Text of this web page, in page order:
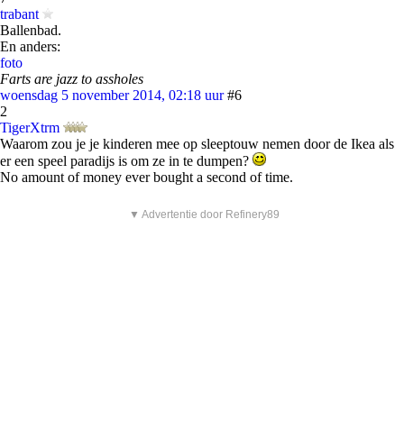
trabant
Ballenbad.
En anders:
foto
Farts are jazz to assholes
woensdag 5 november 2014, 02:18 uur #6
2
TigerXtrm
Waarom zou je je kinderen mee op sleeptouw nemen door de Ikea als
er een speel paradijs is om ze in te dumpen?
No amount of money ever bought a second of time.
▼ Advertentie door Refinery89